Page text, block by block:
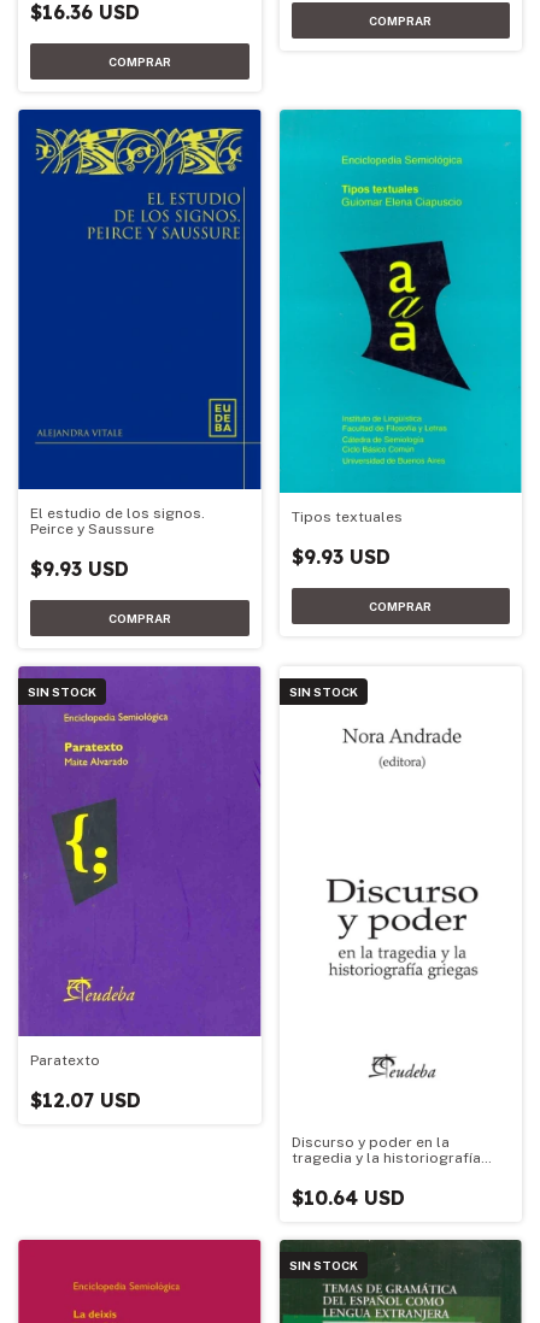
$16.36 USD
El estudio de los signos.
Peirce y Saussure
$9.93 USD
Tipos textuales
$9.93 USD
SIN STOCK
Paratexto
$12.07 USD
SIN STOCK
Discurso y poder en la
tragedia y la historiografía
$10.64 USD
SIN STOCK